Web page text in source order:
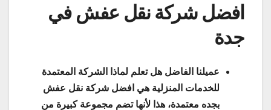
افضل شركة نقل عفش في
جدة
عميلنا الفاضل هل تعلم لماذا الشركة المعتمدة
للخدمات المنزلية هي افضل شركة نقل عفش
بجده معتمدة، هذا لأنها تضم مجموعة كبيرة من